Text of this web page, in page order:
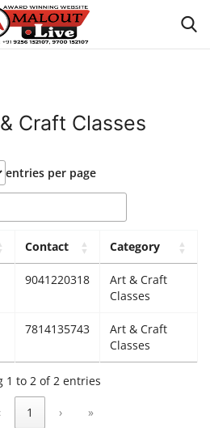
Craft Classes
entries per page
Contact Category
9041220318
Art & Craft
Classes
7814135743
Art & Craft
Classes
1 to 2 of 2 entries
1 › »